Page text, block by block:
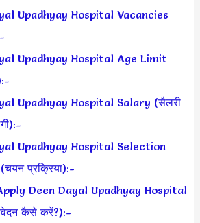
Upadhyay Hospital Vacancies
Upadhyay Hospital Age Limit
Upadhyay Hospital Salary (सैलरी
Upadhyay Hospital Selection
प्रक्रिया):-
Deen Dayal Upadhyay Hospital
कैसे करें?):-